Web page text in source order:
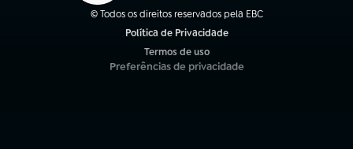
© Todos os direitos reservados pela EBC
Política de Privacidade
Termos de uso
(abre em nova aba)
Preferências de privacidade